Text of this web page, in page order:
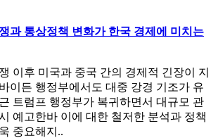
과 통상정책 변화가 한국 경제에 미치는
이후 미국과 중국 간의 경제적 긴장이 지
이든 행정부에서도 대중 강경 기조가 유
트럼프 행정부가 복귀하면서 대규모 관
예고한바 이에 대한 철저한 분석과 정책
중요해지..